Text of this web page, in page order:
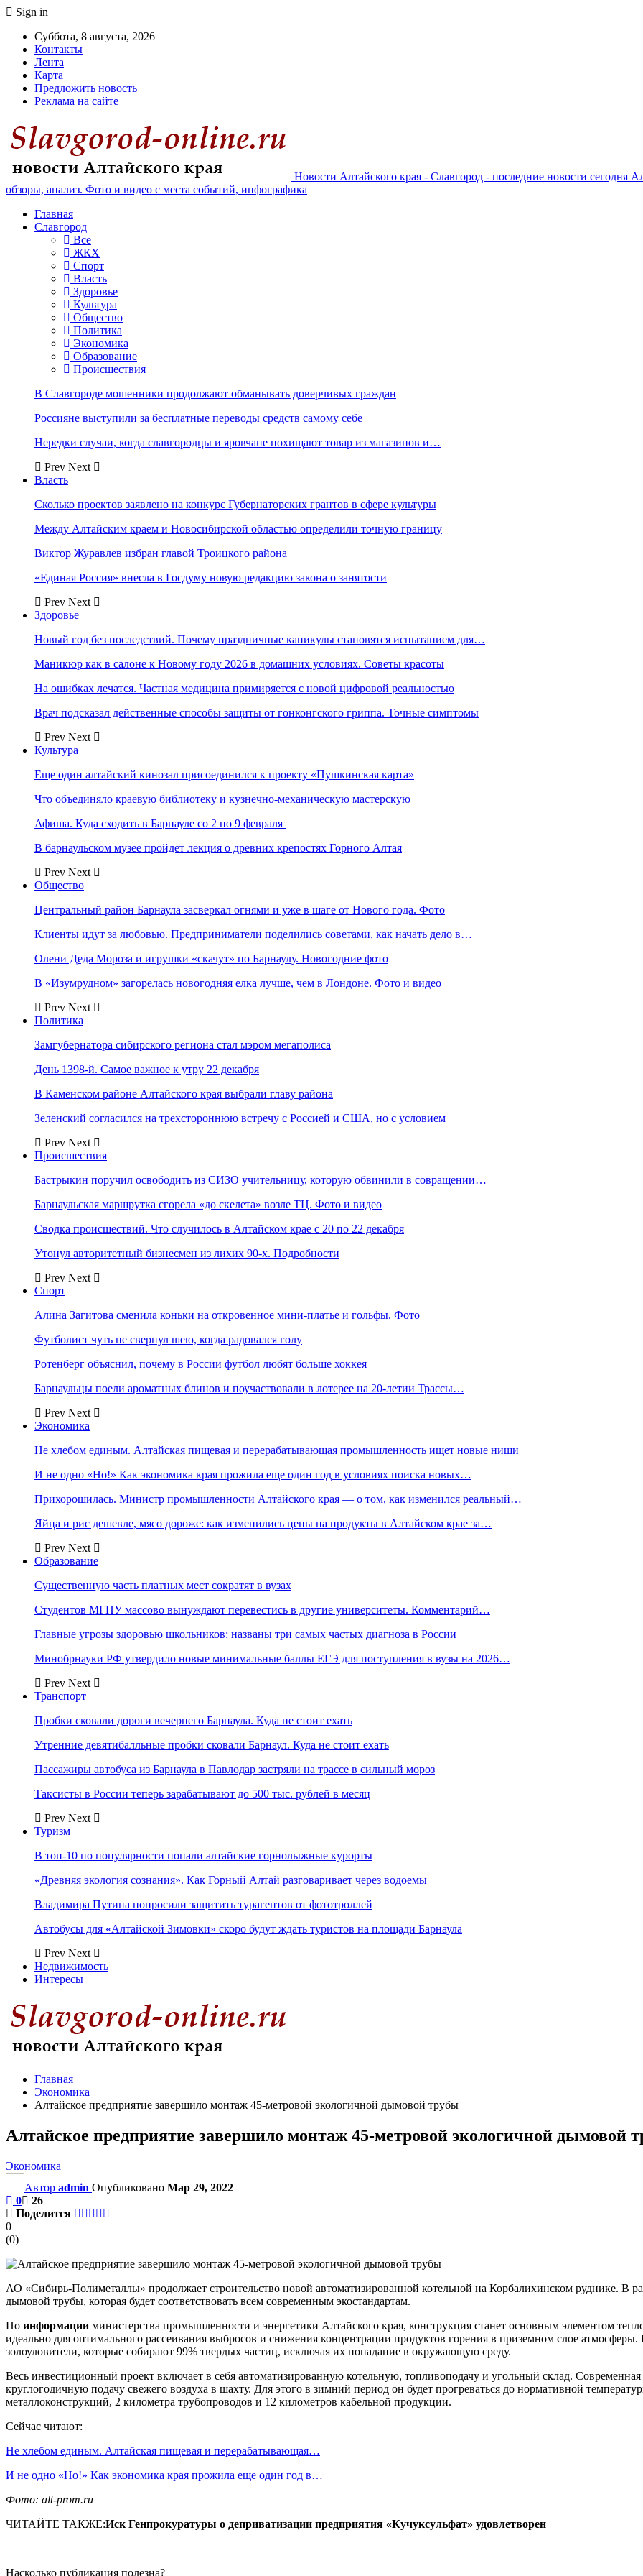
Sign in
Суббота, 8 августа, 2026
Контакты
Лента
Карта
Предложить новость
Реклама на сайте
Новости Алтайского края - Славгород - последние новости сегодня
обзоры, анализ. Фото и видео с места событий, инфографика
Главная
Славгород
Все
ЖКХ
Спорт
Власть
Здоровье
Культура
Общество
Политика
Экономика
Образование
Происшествия
В Славгороде мошенники продолжают обманывать доверчивых граждан
Россияне выступили за бесплатные переводы средств самому себе
Нередки случаи, когда славгородцы и яровчане похищают товар из магазинов и…
Prev Next
Власть
Сколько проектов заявлено на конкурс Губернаторских грантов в сфере культуры
Между Алтайским краем и Новосибирской областью определили точную границу
Виктор Журавлев избран главой Троицкого района
«Единая Россия» внесла в Госдуму новую редакцию закона о занятости
Prev Next
Здоровье
Новый год без последствий. Почему праздничные каникулы становятся испытанием для…
Маникюр как в салоне к Новому году 2026 в домашних условиях. Советы красоты
На ошибках лечатся. Частная медицина примиряется с новой цифровой реальностью
Врач подсказал действенные способы защиты от гонконгского гриппа. Точные симптомы
Prev Next
Культура
Еще один алтайский кинозал присоединился к проекту «Пушкинская карта»
Что объединяло краевую библиотеку и кузнечно-механическую мастерскую
Афиша. Куда сходить в Барнауле со 2 по 9 февраля
В барнаульском музее пройдет лекция о древних крепостях Горного Алтая
Prev Next
Общество
Центральный район Барнаула засверкал огнями и уже в шаге от Нового года. Фото
Клиенты идут за любовью. Предприниматели поделились советами, как начать дело в…
Олени Деда Мороза и игрушки «скачут» по Барнаулу. Новогодние фото
В «Изумрудном» загорелась новогодняя елка лучше, чем в Лондоне. Фото и видео
Prev Next
Политика
Замгубернатора сибирского региона стал мэром мегаполиса
День 1398-й. Самое важное к утру 22 декабря
В Каменском районе Алтайского края выбрали главу района
Зеленский согласился на трехстороннюю встречу с Россией и США, но с условием
Prev Next
Происшествия
Бастрыкин поручил освободить из СИЗО учительницу, которую обвинили в совращении…
Барнаульская маршрутка сгорела «до скелета» возле ТЦ. Фото и видео
Сводка происшествий. Что случилось в Алтайском крае с 20 по 22 декабря
Утонул авторитетный бизнесмен из лихих 90-х. Подробности
Prev Next
Спорт
Алина Загитова сменила коньки на откровенное мини-платье и гольфы. Фото
Футболист чуть не свернул шею, когда радовался голу
Ротенберг объяснил, почему в России футбол любят больше хоккея
Барнаульцы поели ароматных блинов и поучаствовали в лотерее на 20-летии Трассы…
Prev Next
Экономика
Не хлебом единым. Алтайская пищевая и перерабатывающая промышленность ищет новые ниши
И не одно «Но!» Как экономика края прожила еще один год в условиях поиска новых…
Прихорошилась. Министр промышленности Алтайского края — о том, как изменился реальный…
Яйца и рис дешевле, мясо дороже: как изменились цены на продукты в Алтайском крае за…
Prev Next
Образование
Существенную часть платных мест сократят в вузах
Студентов МГПУ массово вынуждают перевестись в другие университеты. Комментарий…
Главные угрозы здоровью школьников: названы три самых частых диагноза в России
Минобрнауки РФ утвердило новые минимальные баллы ЕГЭ для поступления в вузы на 2026…
Prev Next
Транспорт
Пробки сковали дороги вечернего Барнаула. Куда не стоит ехать
Утренние девятибалльные пробки сковали Барнаул. Куда не стоит ехать
Пассажиры автобуса из Барнаула в Павлодар застряли на трассе в сильный мороз
Таксисты в России теперь зарабатывают до 500 тыс. рублей в месяц
Prev Next
Туризм
В топ-10 по популярности попали алтайские горнолыжные курорты
«Древняя экология сознания». Как Горный Алтай разговаривает через водоемы
Владимира Путина попросили защитить турагентов от фототроллей
Автобусы для «Алтайской Зимовки» скоро будут ждать туристов на площади Барнаула
Prev Next
Недвижимость
Интересы
Главная
Экономика
Алтайское предприятие завершило монтаж 45-метровой экологичной дымовой трубы
Алтайское предприятие завершило монтаж 45-метровой экологичной дымовой
Экономика
Автор admin Опубликовано Мар 29, 2022
0
26
Поделится
0
(0)
АО «Сибирь-Полиметаллы» продолжает строительство новой автоматизированной котельной на Корбалихинском руднике. В
дымовой трубы, которая будет соответствовать всем современным экостандартам.
По информации министерства промышленности и энергетики Алтайского края, конструкция станет основным элементом
идеально для оптимального рассеивания выбросов и снижения концентрации продуктов горения в приземном слое
золоуловители, которые собирают 99% твердых частиц, исключая их попадание в окружающую среду.
Весь инвестиционный проект включает в себя автоматизированную котельную, топливоподачу и угольный склад.
круглогодичную подачу свежего воздуха в шахту. Для этого в зимний период он будет прогреваться до нормативной
металлоконструкций, 2 километра трубопроводов и 12 километров кабельной продукции.
Сейчас читают:
Не хлебом единым. Алтайская пищевая и перерабатывающая…
И не одно «Но!» Как экономика края прожила еще один год в…
Фото: alt-prom.ru
ЧИТАЙТЕ ТАКЖЕ:Иск Генпрокуратуры о деприватизации предприятия «Кучуксульфат» удовлетворен
Насколько публикация полезна?